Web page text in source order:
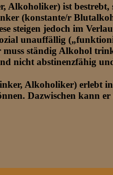
Alkoholiker) ist
(konstante/r
steigen jedoch im
unauffällig
ständig Alkohol
nicht abstinenzfähig
Alkoholiker) erlebt
Dazwischen kann